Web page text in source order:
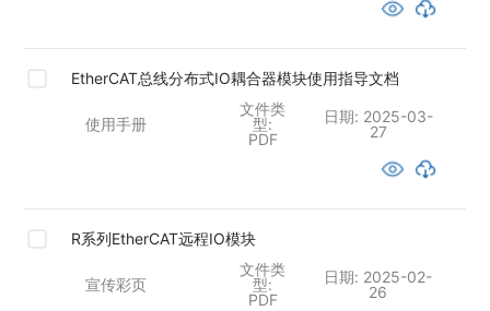
EtherCAT总线分布式IO耦合器模块使用指导文档
使用手册
文件类
型:
PDF
日期: 2025-03-
27
R系列EtherCAT远程IO模块
宣传彩页
文件类
型:
PDF
日期: 2025-02-
26